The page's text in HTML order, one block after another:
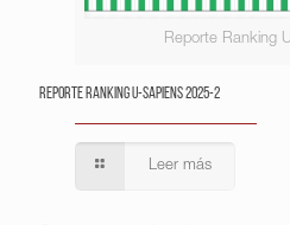
Reporte Ranking
Reporte Ranking U-Sapiens 2025-2
Leer más